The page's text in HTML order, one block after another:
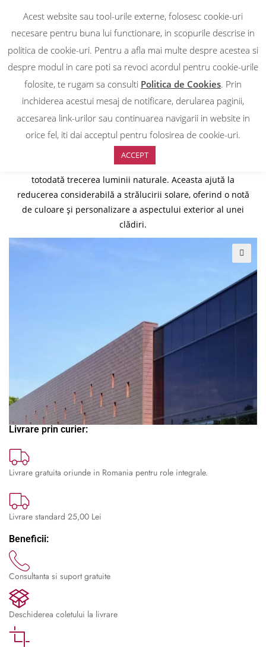
0
FOLIE PROTECTIE SOLARA
INTERIOR COPPER 50 C
Folia de protectie solara Copper 50 C este eficienta pentru
reducerea acumulării de căldură solară, permițând
totodată trecerea luminii naturale. Aceasta ajută la
reducerea considerabilă a strălucirii solare, oferind o notă
de culoare și personalizare a aspectului exterior al unei
clădiri.
Livrare prin curier:
Livrare gratuita oriunde in Romania pentru role integrale.
Livrare standard 25,00 Lei
Beneficii:
Consultanta si suport gratuite
Deschiderea coletului la livrare
Acest website sau tool-urile externe, folosesc cookie-uri
necesare pentru buna lui functionare, in scopurile descrise in
politica de cookie-uri. Pentru a afla mai multe despre acestea si
despre modul in care poti sa revoci acordul pentru cookie-urile
folosite, te rugam sa consulti Politica de Cookies. Prin
inchiderea acestui mesaj de notificare, derularea paginii,
accesarea link-urilor sau continuarea navigarii in website in
orice fel, iti dai acceptul pentru folosirea de cookie-uri.
ACCEPT